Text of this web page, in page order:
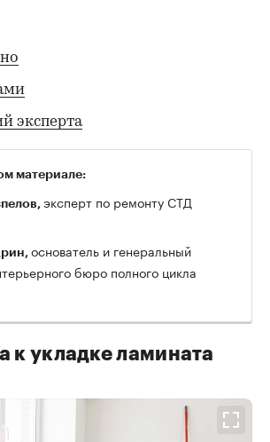
эксперта
материале:
эксперт по ремонту СТД
основатель и генеральный
бюро полного цикла
к укладке ламината